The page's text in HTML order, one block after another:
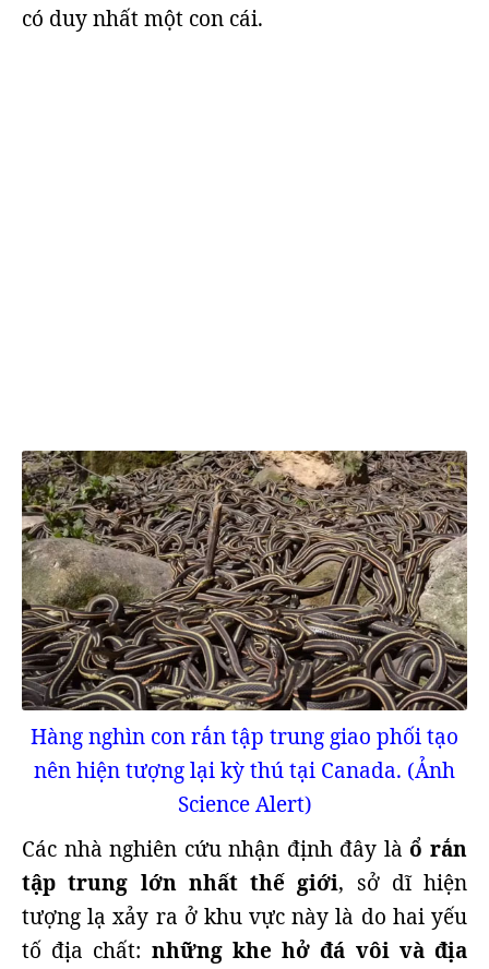
có duy nhất một con cái.
Hàng nghìn con rắn tập trung giao phối tạo
nên hiện tượng lại kỳ thú tại Canada. (Ảnh
Science Alert)
Các nhà nghiên cứu nhận định đây làổ rắn
tập trung lớn nhất thế giới, sở dĩ hiện
tượng lạ xảy ra ở khu vực này là do hai yếu
tố địa chất: những khe hở đá vôi và địa